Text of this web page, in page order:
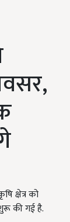
क्षेत्र को
की गई है.